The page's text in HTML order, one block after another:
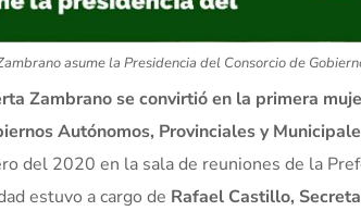
asume la Presidencia del Consorcio de
Zambrano se convirtió en la primera
Autónomos, Provinciales y
del 2020 en la sala de reuniones de la
estuvo a cargo de Rafael Castillo,